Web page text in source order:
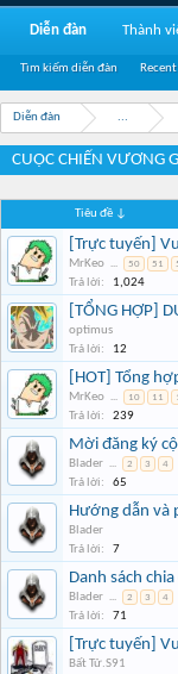
Diễn đàn ...
CUỘC CHIẾN VƯƠNG
Tiêu đề ↓
[Trực tuyến]
MrKeo ... 50 51
Trả lời: 1,024
[TỔNG HỢP]
optimus
Trả lời:
12
[HOT] Tổng
MrKeo ... 10 11
Trả lời: 239
Mời đăng ký
Blader ... 2 3 4
Trả lời: 65
Hướng dẫn và
Blader
Trả lời:
7
Danh sách
Blader ... 2 3 4
Trả lời: 71
[Trực tuyến]
Bất Tử.S91
Diễn đàn
Tìm kiếm diễn đàn
Thành